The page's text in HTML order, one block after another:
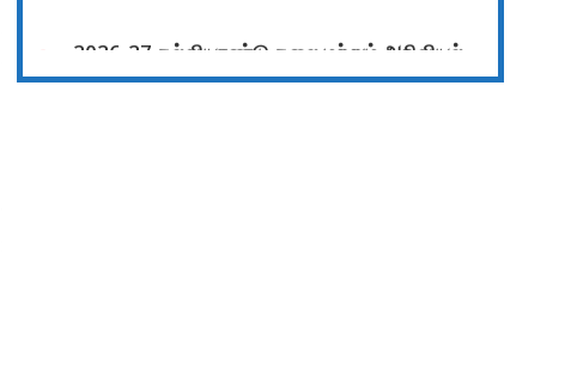
2026-27 கல்வியாண்டு கலை மற்றும் அறிவியல்
மாணாக்கர் சேர்க்கை